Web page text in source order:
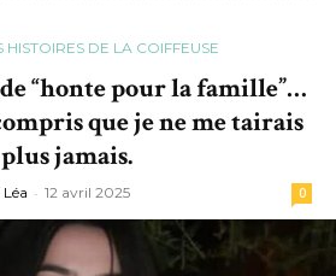
HISTOIRES DE LA COIFFEUSE
“honte pour la famille”…
que je ne me tairais
plus jamais.
Léa - 12 avril 2025 0